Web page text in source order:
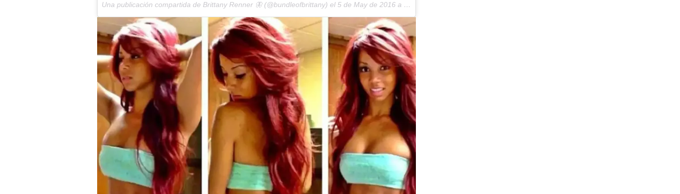
Una publicación compartida de Brittany Renner 🦋 (@bundleofbrittany) el 5 de May de 2016 a la(s) 2:42 PDT